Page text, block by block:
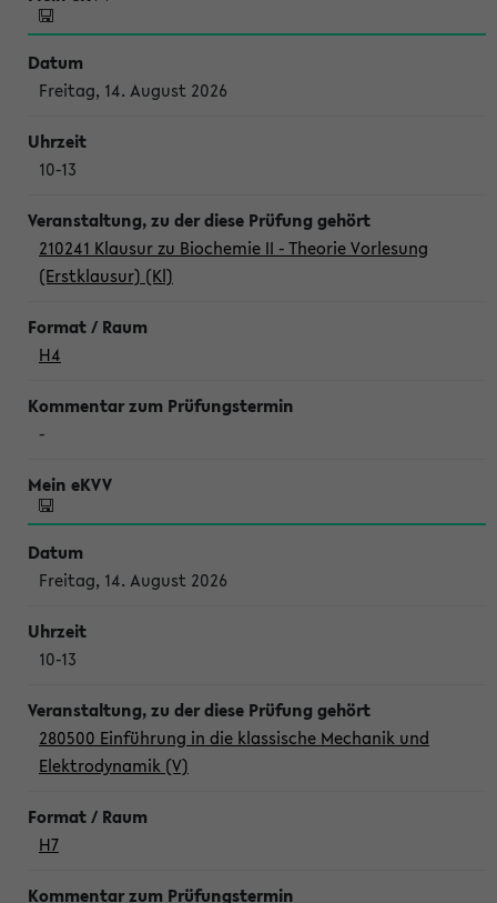
Freitag, 14. August 2026
10-13
210241 Klausur zu Biochemie II - Theorie Vorlesung
(Erstklausur) (Kl)
H4
-
Freitag, 14. August 2026
10-13
280500 Einführung in die klassische Mechanik und
Elektrodynamik (V)
H7